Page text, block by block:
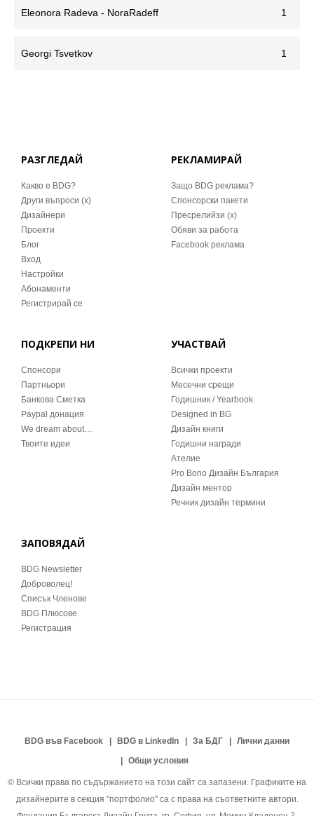
Eleonora Radeva - NoraRadeff 1
Georgi Tsvetkov 1
РАЗГЛЕДАЙ
Какво е BDG?
Други въпроси (x)
Дизайнери
Проекти
Блог
Вход
Настройки
Абонаменти
Регистрирай се
РЕКЛАМИРАЙ
Защо BDG реклама?
Спонсорски пакети
Пресрелийзи (x)
Обяви за работа
Facebook реклама
ПОДКРЕПИ НИ
Спонсори
Партньори
Банкова Сметка
Paypal донация
We dream about…
Твоите идеи
УЧАСТВАЙ
Всички проекти
Месечни срещи
Годишник / Yearbook
Designed in BG
Дизайн книги
Годишни награди
Ателие
Pro Bono Дизайн България
Дизайн ментор
Речник дизайн термини
ЗАПОВЯДАЙ
BDG Newsletter
Доброволец!
Списък Членове
BDG Плюсове
Регистрация
BDG във Facebook BDG в LinkedIn За БДГ
Лични данни
Общи условия
© Всички права по съдържанието на този сайт са запазени. Графиките на
дизайнерите в секция "портфолио" са с права на съответните автори.